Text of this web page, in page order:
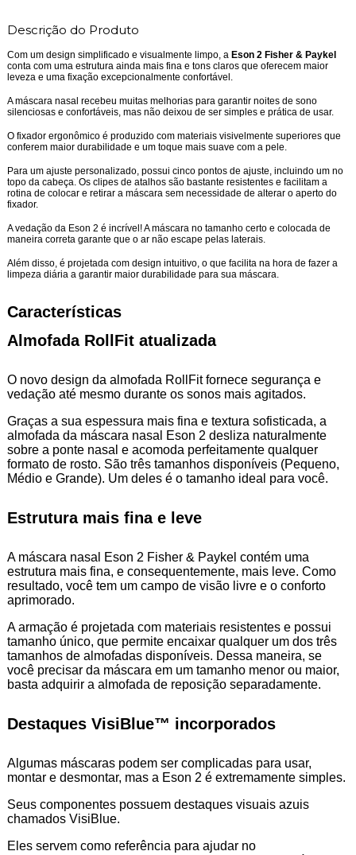
Descrição do Produto
Com um design simplificado e visualmente limpo, a Eson 2 Fisher & Paykel
conta com uma estrutura ainda mais fina e tons claros que oferecem maior
leveza e uma fixação excepcionalmente confortável.
A máscara nasal recebeu muitas melhorias para garantir noites de sono
silenciosas e confortáveis, mas não deixou de ser simples e prática de usar.
O fixador ergonômico é produzido com materiais visivelmente superiores que
conferem maior durabilidade e um toque mais suave com a pele.
Para um ajuste personalizado, possui cinco pontos de ajuste, incluindo um no
topo da cabeça. Os clipes de atalhos são bastante resistentes e facilitam a
rotina de colocar e retirar a máscara sem necessidade de alterar o aperto do
fixador.
A vedação da Eson 2 é incrível! A máscara no tamanho certo e colocada de
maneira correta garante que o ar não escape pelas laterais.
Além disso, é projetada com design intuitivo, o que facilita na hora de fazer a
limpeza diária a garantir maior durabilidade para sua máscara.
Características
Almofada RollFit atualizada
O novo design da almofada RollFit fornece segurança e
vedação até mesmo durante os sonos mais agitados.
Graças a sua espessura mais fina e textura sofisticada, a
almofada da máscara nasal Eson 2 desliza naturalmente
sobre a ponte nasal e acomoda perfeitamente qualquer
formato de rosto. São três tamanhos disponíveis (Pequeno,
Médio e Grande). Um deles é o tamanho ideal para você.
Estrutura mais fina e leve
A máscara nasal Eson 2 Fisher & Paykel contém uma
estrutura mais fina, e consequentemente, mais leve. Como
resultado, você tem um campo de visão livre e o conforto
aprimorado.
A armação é projetada com materiais resistentes e possui
tamanho único, que permite encaixar qualquer um dos três
tamanhos de almofadas disponíveis. Dessa maneira, se
você precisar da máscara em um tamanho menor ou maior,
basta adquirir a almofada de reposição separadamente.
Destaques VisiBlue™ incorporados
Algumas máscaras podem ser complicadas para usar,
montar e desmontar, mas a Eson 2 é extremamente simples.
Seus componentes possuem destaques visuais azuis
chamados VisiBlue.
Eles servem como referência para ajudar no